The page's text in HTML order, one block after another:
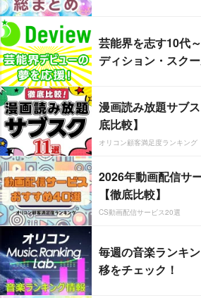
芸能界を志す10代
ディション・スク
漫画読み放題サブ
底比較】
オリコン顧客満足度ランキング
2026年動画配信サ
【徹底比較】
CS動画配信サービス20選
毎週の音楽ランキ
移をチェック！